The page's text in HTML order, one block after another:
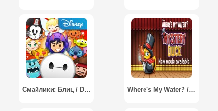
Смайлики: Блиц / Disney Emoji Blitz Game Where's My Water? / Крокодильчик Свомпи